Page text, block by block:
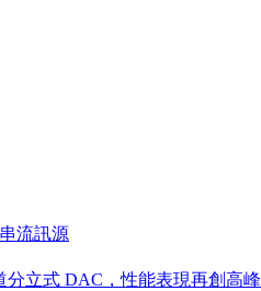
流訊源
立式 DAC，性能表現再創高峰